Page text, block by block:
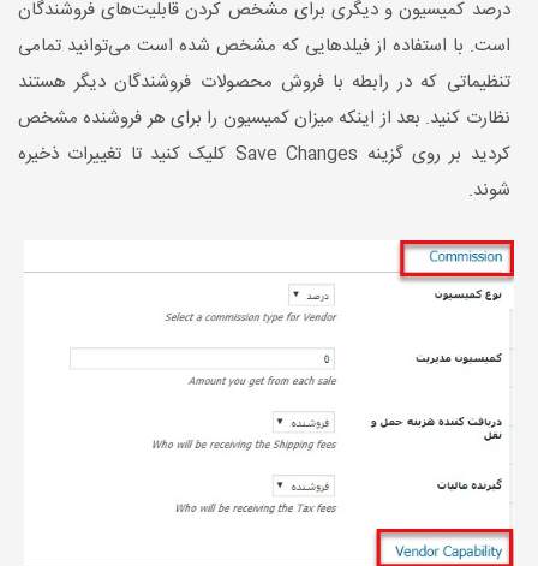
درصد کمیسیون و دیگری برای مشخص کردن قابلیت‌های فروشندگان
است. با استفاده از فیلدهایی که مشخص شده است می‌توانید تمامی
تنظیماتی که در رابطه با فروش محصولات فروشندگان دیگر هستند
نظارت کنید. بعد از اینکه میزان کمیسیون را برای هر فروشنده مشخص
کردید بر روی گزینه Save Changes کلیک کنید تا تغییرات ذخیره
شوند.